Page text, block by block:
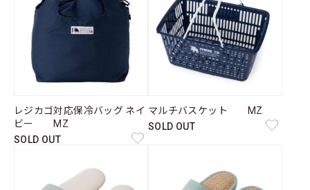
レジカゴ対応保冷バッグ ネイ
ビー MZ
SOLD OUT
マルチバスケット MZ
SOLD OUT